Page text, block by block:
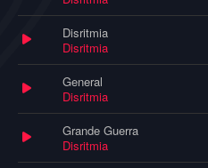
Disritmia
Disritmia
General
Disritmia
Grande Guerra
Disritmia